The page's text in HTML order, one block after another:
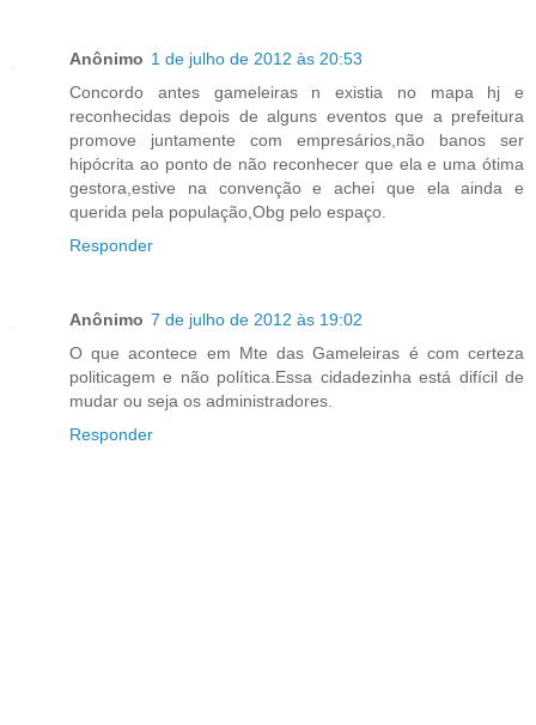
Anônimo 1 de julho de 2012 às 20:53
Concordo antes gameleiras n existia no mapa hj e
reconhecidas depois de alguns eventos que a prefeitura
promove juntamente com empresários,não banos ser
hipócrita ao ponto de não reconhecer que ela e uma ótima
gestora,estive na convenção e achei que ela ainda e
querida pela população,Obg pelo espaço.
Responder
Anônimo 7 de julho de 2012 às 19:02
O que acontece em Mte das Gameleiras é com certeza
politicagem e não política.Essa cidadezinha está difícil de
mudar ou seja os administradores.
Responder